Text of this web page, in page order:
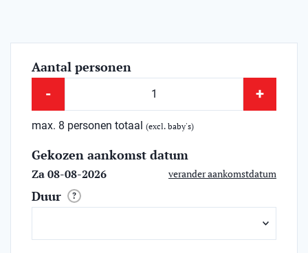
Aantal personen
- +
max. 8 personen totaal (excl. baby's)
Gekozen aankomst datum
Za 08-08-2026 verander aankomstdatum
Duur ?